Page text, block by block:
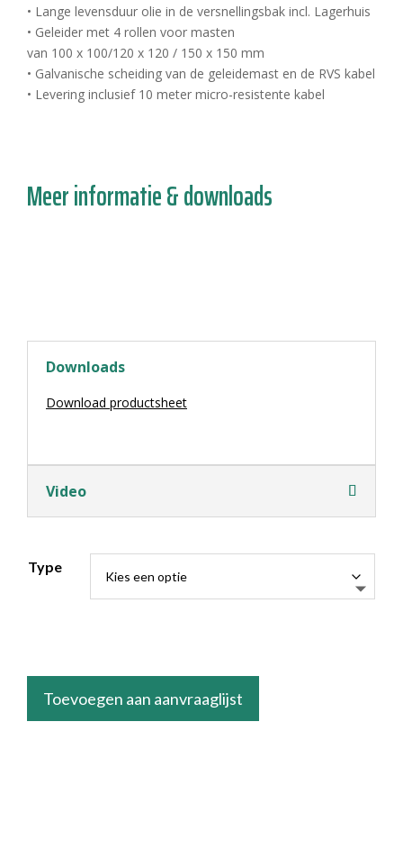
• Lange levensduur olie in de versnellingsbak incl. Lagerhuis
• Geleider met 4 rollen voor masten
van 100 x 100/120 x 120 / 150 x 150 mm
• Galvanische scheiding van de geleidemast en de RVS kabel
• Levering inclusief 10 meter micro-resistente kabel
Meer informatie & downloads
Downloads
Download productsheet
Video
Type
Toevoegen aan aanvraaglijst